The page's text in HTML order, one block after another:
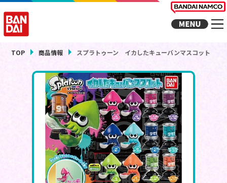
TOP 商品情報 スプラトゥーン イカしたキューバンマスコット